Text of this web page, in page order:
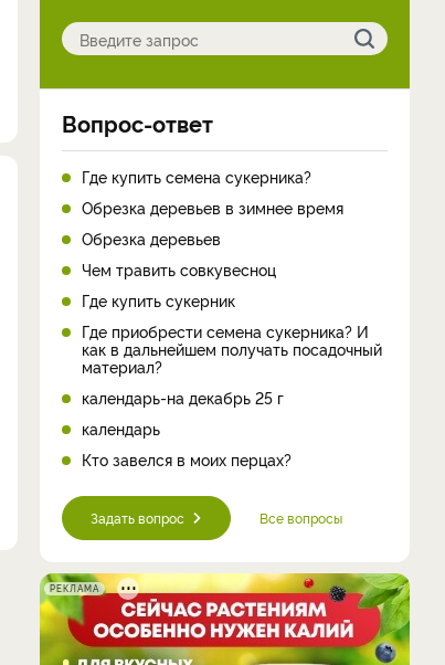
Вопрос-ответ
Где купить семена сукерника?
Обрезка деревьев в зимнее время
Обрезка деревьев
Чем травить совкувесноц
Где купить сукерник
Где приобрести семена сукерника? И
как в дальнейшем получать посадочный
материал?
календарь-на декабрь 25 г
календарь
Кто завелся в моих перцах?
Задать вопрос Все вопросы
РЕКЛАМА